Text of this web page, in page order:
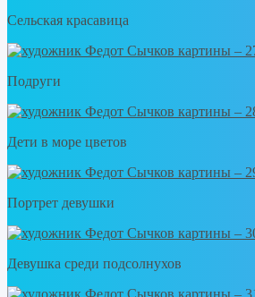
Сельская красавица
Подруги
Дети в море цветов
Портрет девушки
Девушка среди подсолнухов